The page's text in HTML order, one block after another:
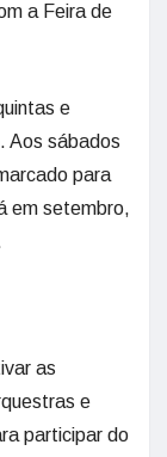
a Feira de
e
Aos sábados
para
em setembro,
as
e
participar do